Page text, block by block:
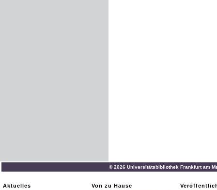
© 2026 Universitätsbibliothek Frankfurt am
Aktuelles
Von zu Hause